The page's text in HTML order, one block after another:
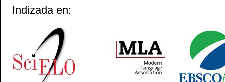
Indizada en: